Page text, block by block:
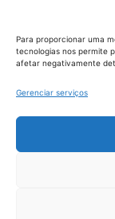
Para proporcionar uma
tecnologias nos permite
afetar negativamente
Gerenciar serviços